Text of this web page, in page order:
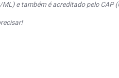
e também é acreditado pelo CAP